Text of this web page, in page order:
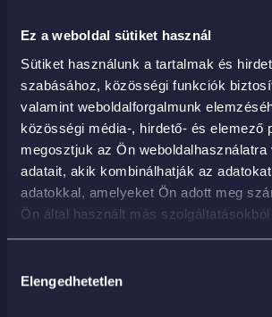
Ez a weboldal sütiket használ
Sütiket használunk a tartalmak és
szabásához, közösségi funkciók
valamint weboldalforgalmunk
közösségi média-, hirdető- és elemező
megosztjuk az Ön weboldalhasználatra
adatait, akik kombinálhatják az
adatokkal, amelyeket Ön adott meg
Ön által használt más szolgáltatásokból
kiválasztása
Elengedhetetlen
Lava Interni B Black Orchid 25Kg
45 720Ft
KOSÁRBA